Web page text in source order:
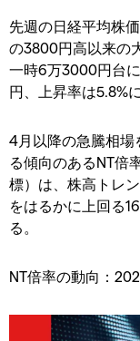
先週の日経平均株
の3800円高以来の
一時6万3000円台
円、上昇率は5.8%
4月以降の急騰相場
る傾向のあるNT倍
標）は、株高トレ
をはるかに上回る
る。
NT倍率の動向：